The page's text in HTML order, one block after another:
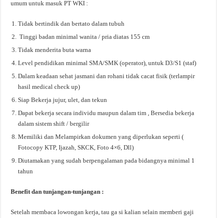
umum untuk masuk PT WKI :
Tidak bertindik dan bertato dalam tubuh
Tinggi badan minimal wanita / pria diatas 155 cm
Tidak menderita buta warna
Level pendidikan minimal SMA/SMK (operator), untuk D3/S1 (staf)
Dalam keadaan sehat jasmani dan rohani tidak cacat fisik (terlampir
hasil medical check up)
Siap Bekerja jujur, ulet, dan tekun
Dapat bekerja secara individu maupun dalam tim , Bersedia bekerja
dalam sistem shift / bergilir
Memiliki dan Melampirkan dokumen yang diperlukan seperti (
Fotocopy KTP, Ijazah, SKCK, Foto 4×6, Dll)
Diutamakan yang sudah berpengalaman pada bidangnya minimal 1
tahun
Benefit dan tunjangan-tunjangan :
Setelah membaca lowongan kerja, tau ga si kalian selain memberi gaji